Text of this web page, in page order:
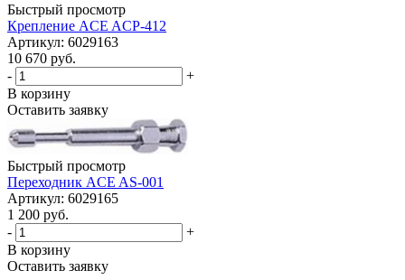
Быстрый просмотр
Крепление ACE ACP-412
Артикул: 6029163
10 670 руб.
-
+
В корзину
Оставить заявку
Быстрый просмотр
Переходник ACE AS-001
Артикул: 6029165
1 200 руб.
-
+
В корзину
Оставить заявку